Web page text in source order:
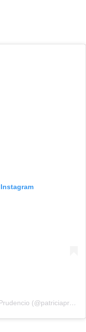
Una publicación compartida de Patricia Prudencio (@patriciaprudencio98)